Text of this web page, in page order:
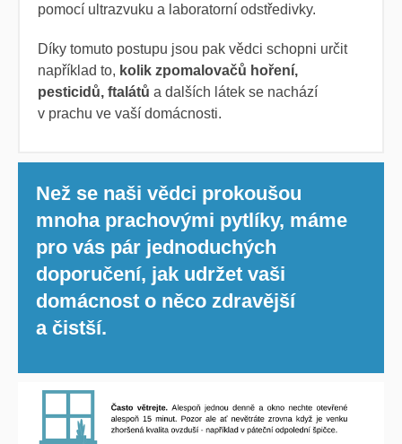
pomocí ultrazvuku a laboratorní odstředivky.
Díky tomuto postupu jsou pak vědci schopni určit
například to, kolik zpomalovačů hoření,
pesticidů, ftalátů a dalších látek se nachází
v prachu ve vaší domácnosti.
Než se naši vědci prokoušou
mnoha prachovými pytlíky, máme
pro vás pár jednoduchých
doporučení, jak udržet vaši
domácnost o něco zdravější
a čistší.